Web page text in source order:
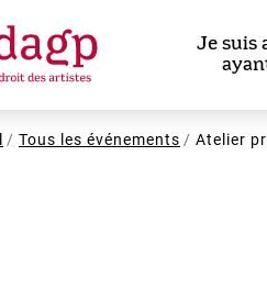
Je suis
Tous les événements Atelier